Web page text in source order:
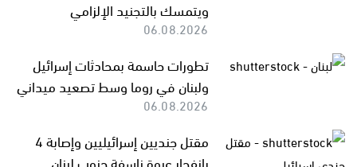
ويتمسك بالتجنيد الإلزامي
06.08.2026
تطورات حاسمة بمحادثات إسرائيل
ولبنان في روما وسط تصعيد ميداني
06.08.2026
مقتل جنديين إسرائيليين وإصابة 4